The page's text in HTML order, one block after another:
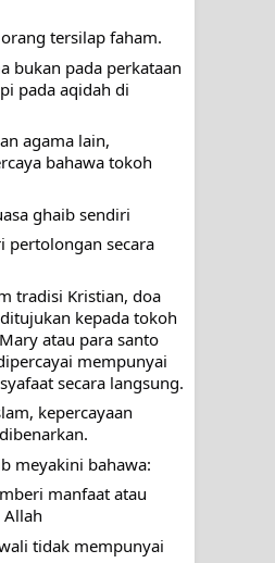
tersilap faham.
bukan pada perkataan
pada aqidah di
agama lain,
bahawa tokoh
ghaib sendiri
pertolongan secara
tradisi Kristian, doa
kepada tokoh
atau para santo
mempunyai
secara langsung.
kepercayaan
meyakini bahawa:
manfaat atau
tidak mempunyai